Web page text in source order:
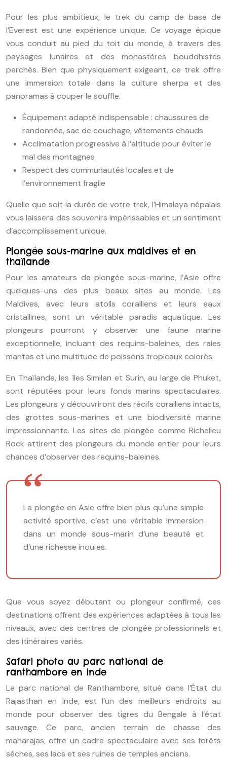
Pour les plus ambitieux, le trek du camp de base de
l’Everest est une expérience unique. Ce voyage épique
vous conduit au pied du toit du monde, à travers des
paysages lunaires et des monastères bouddhistes
perchés. Bien que physiquement exigeant, ce trek offre
une immersion totale dans la culture sherpa et des
panoramas à couper le souffle.
Équipement adapté indispensable : chaussures de
randonnée, sac de couchage, vêtements chauds
Acclimatation progressive à l’altitude pour éviter le
mal des montagnes
Respect des communautés locales et de
l’environnement fragile
Quelle que soit la durée de votre trek, l’Himalaya népalais
vous laissera des souvenirs impérissables et un sentiment
d’accomplissement unique.
Plongée sous-marine aux maldives et en
thaïlande
Pour les amateurs de plongée sous-marine, l’Asie offre
quelques-uns des plus beaux sites au monde. Les
Maldives, avec leurs atolls coralliens et leurs eaux
cristallines, sont un véritable paradis aquatique. Les
plongeurs pourront y observer une faune marine
exceptionnelle, incluant des requins-baleines, des raies
mantas et une multitude de poissons tropicaux colorés.
En Thaïlande, les îles Similan et Surin, au large de Phuket,
sont réputées pour leurs fonds marins spectaculaires.
Les plongeurs y découvriront des récifs coralliens intacts,
des grottes sous-marines et une biodiversité marine
impressionnante. Les sites de plongée comme Richelieu
Rock attirent des plongeurs du monde entier pour leurs
chances d’observer des requins-baleines.
La plongée en Asie offre bien plus qu’une simple
activité sportive, c’est une véritable immersion
dans un monde sous-marin d’une beauté et
d’une richesse inouïes.
Que vous soyez débutant ou plongeur confirmé, ces
destinations offrent des expériences adaptées à tous les
niveaux, avec des centres de plongée professionnels et
des itinéraires variés.
Safari photo au parc national de
ranthambore en inde
Le parc national de Ranthambore, situé dans l’État du
Rajasthan en Inde, est l’un des meilleurs endroits au
monde pour observer des tigres du Bengale à l’état
sauvage. Ce parc, ancien terrain de chasse des
maharajas, offre un cadre spectaculaire avec ses forêts
sèches, ses lacs et ses ruines de temples anciens.